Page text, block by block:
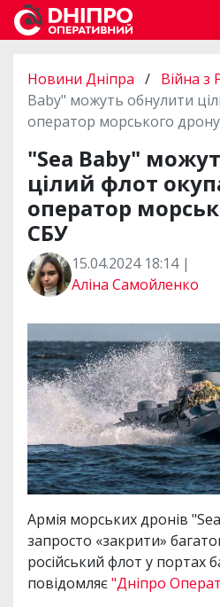
Новини Дніпра / Війна з
Baby" можуть обнулити
оператор морського
"Sea Baby"
цілий флот
оператор
СБУ
15.04.2024 18:14 |
Аліна Самойленко
Армія морських дронів
запросто «закрити»
російський флот у портах
повідомляє"Дніпро